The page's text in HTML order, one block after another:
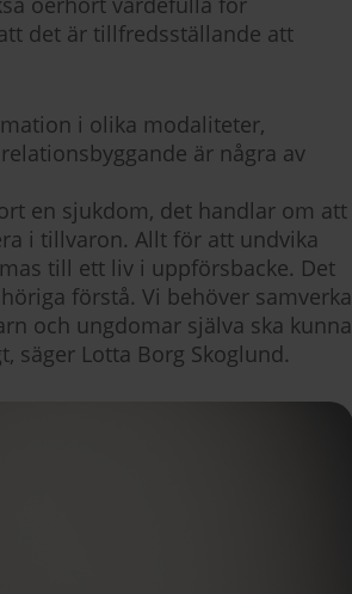
det är tillfredsställande att
i olika modaliteter,
är några av
en sjukdom, det handlar om att
i tillvaron. Allt för att undvika
till ett liv i uppförsbacke. Det
förstå. Vi behöver samverka
och ungdomar själva ska kunna
säger Lotta Borg Skoglund.